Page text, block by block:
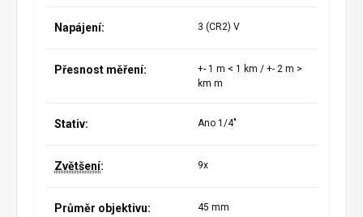
Napájení: 3 (CR2) V
Přesnost měření:
+- 1 m < 1 km / +- 2 m >
km m
Stativ: Ano 1/4"
Zvětšení: 9x
Průměr objektivu: 45 mm